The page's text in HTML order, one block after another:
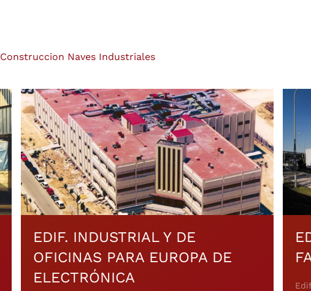
Construccion Naves Industriales
EDIF. INDUSTRIAL Y DE
OFICINAS PARA EUROPA DE
ELECTRÓNICA